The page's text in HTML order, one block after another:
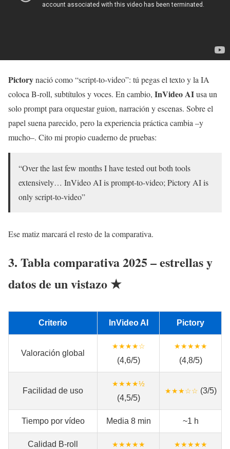
Pictorynació como “script-to-video”: tú pegas el texto y la IA
coloca B-roll, subtítulos y voces. En cambio, InVideo AIusa un
solo prompt para orquestar guion, narración y escenas. Sobre el
papel suena parecido, pero la experiencia práctica cambia –y
mucho–. Cito mi propio cuaderno de pruebas:
“Over the last few months I have tested out both tools
extensively… InVideo AI is prompt-to-video; Pictory AI is
only script-to-video”
Ese matiz marcará el resto de la comparativa.
3. Tabla comparativa 2025 – estrellas y
datos de un vistazo ★
Criterio InVideo AI Pictory
Valoración global
★★★★☆
(4,6/5)
★★★★★
(4,8/5)
Facilidad de uso
★★★★½
(4,5/5)
★★★☆☆ (3/5)
Tiempo por vídeo Media 8 min ~1 h
Calidad B-roll ★★★★★ ★★★★★